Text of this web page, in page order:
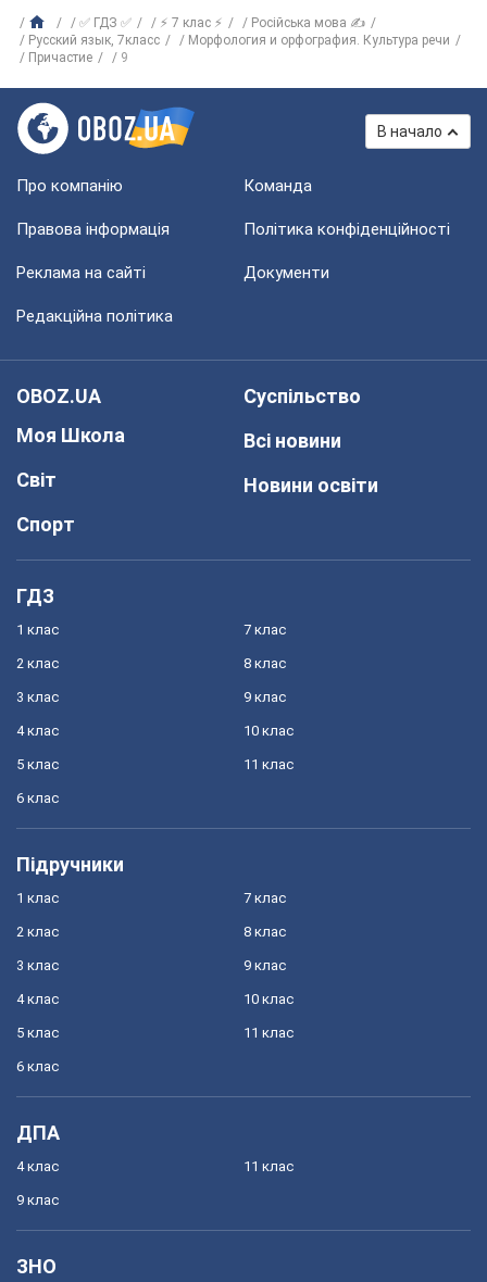
✅ ГДЗ ✅ ⚡ 7 клас ⚡
Російська мова ✍
Русский язык, 7класс
Морфология и орфография. Культура речи
Причастие
9
В начало
Про компанію Команда
Правова інформація Політика конфіденційності
Реклама на сайті Документи
Редакційна політика
OBOZ.UA
Моя Школа
Світ
Спорт
Суспільство
Всі новини
Новини освіти
ГДЗ
1 клас
2 клас
3 клас
4 клас
5 клас
6 клас
7 клас
8 клас
9 клас
10 клас
11 клас
Підручники
1 клас
2 клас
3 клас
4 клас
5 клас
6 клас
7 клас
8 клас
9 клас
10 клас
11 клас
ДПА
4 клас
9 клас
11 клас
ЗНО